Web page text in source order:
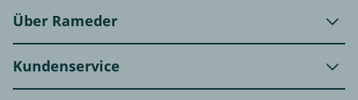
Über Rameder
Kundenservice